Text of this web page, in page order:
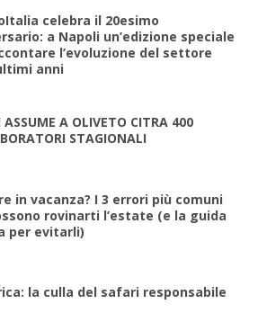
celebra il 20esimo
a Napoli un’edizione speciale
l’evoluzione del settore
anni
A OLIVETO CITRA 400
STAGIONALI
in vacanza? I 3 errori più comuni
rovinarti l’estate (e la guida
per evitarli)
la culla del safari responsabile